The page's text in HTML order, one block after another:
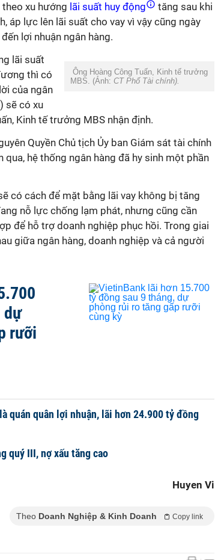
theo xu hướng lãi suất huy động
tăng sau khi
áp lực lên lãi suất cho vay vì vậy cũng ngày
lợi nhuận ngân hàng.
Ông Hoàng Công Tuấn, Kinh tế trưởng
MBS. (Ảnh: CT Phố Tài chính).
lãi suất
thì có
của ngân
sẽ có xu
Kinh tế trưởng MBS nhận định.
Quyền Chủ tịch Ủy ban Giám sát tài chính
hệ thống ngân hàng đã hy sinh một phần
có cách để mặt bằng lãi vay không bị tăng
nỗ lực chống lạm phát, nhưng cũng cần
để hỗ trợ doanh nghiệp phục hồi. Trong giai
giữa ngân hàng, doanh nghiệp và cả người
dự
rưỡi
quán quân lợi nhuận, lãi hơn 24.900 tỷ đồng
quý III, nợ xấu tăng cao
Huyen Vi
Theo Doanh Nghiệp & Kinh Doanh Copy link